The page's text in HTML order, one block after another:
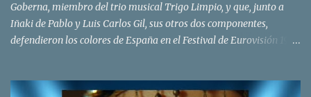
Goberna, miembro del trio musical Trigo Limpio, y que, junto a
Iñaki de Pablo y Luis Carlos Gil, sus otros dos componentes,
defendieron los colores de España en el Festival de Eurovisión 1980
padeciendo desde hace tiempo. Patricia Fernández Goberna,